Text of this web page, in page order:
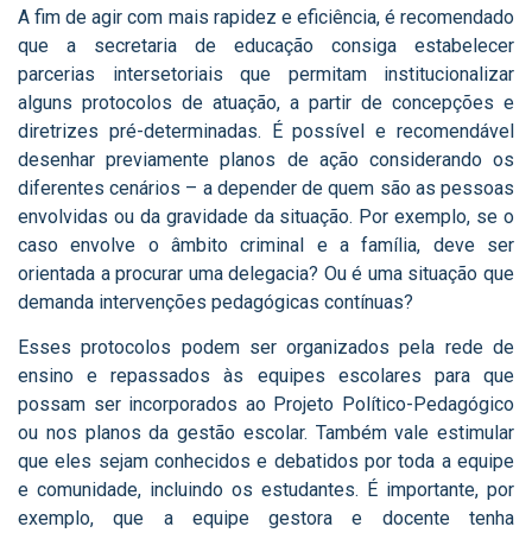
A fim de agir com mais rapidez e eficiência, é recomendado
que a secretaria de educação consiga estabelecer
parcerias intersetoriais que permitam institucionalizar
alguns protocolos de atuação, a partir de concepções e
diretrizes pré-determinadas. É possível e recomendável
desenhar previamente planos de ação considerando os
diferentes cenários – a depender de quem são as pessoas
envolvidas ou da gravidade da situação. Por exemplo, se o
caso envolve o âmbito criminal e a família, deve ser
orientada a procurar uma delegacia? Ou é uma situação que
demanda intervenções pedagógicas contínuas?
Esses protocolos podem ser organizados pela rede de
ensino e repassados às equipes escolares para que
possam ser incorporados ao Projeto Político-Pedagógico
ou nos planos da gestão escolar. Também vale estimular
que eles sejam conhecidos e debatidos por toda a equipe
e comunidade, incluindo os estudantes. É importante, por
exemplo, que a equipe gestora e docente tenha